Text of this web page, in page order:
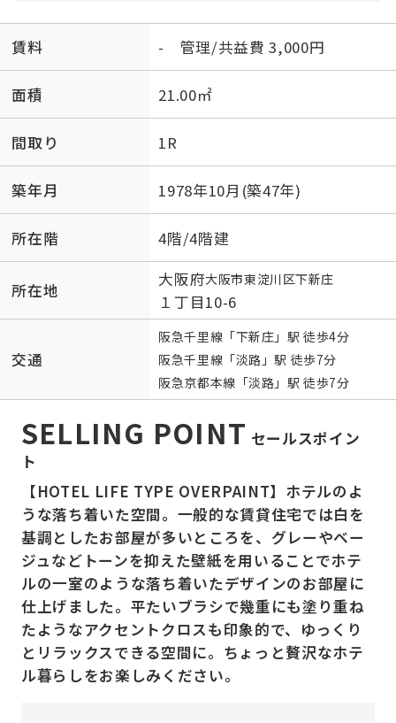
賃料 - 管理/共益費 3,000円
面積 21.00㎡
間取り 1R
築年月 1978年10月(築47年)
所在階 4階/4階建
所在地
大阪府大阪市東淀川区下新庄
１丁目10-6
交通
阪急千里線 「下新庄 」駅 徒歩4分
阪急千里線 「淡路 」駅 徒歩7分
阪急京都本線 「淡路 」駅 徒歩7分
SELLING POINT セールスポイン
ト
【HOTEL LIFE TYPE OVERPAINT】ホテルのよ
うな落ち着いた空間。一般的な賃貸住宅では白を
基調としたお部屋が多いところを、グレーやベー
ジュなどトーンを抑えた壁紙を用いることでホテ
ルの一室のような落ち着いたデザインのお部屋に
仕上げました。平たいブラシで幾重にも塗り重ね
たようなアクセントクロスも印象的で、ゆっくり
とリラックスできる空間に。ちょっと贅沢なホテ
ル暮らしをお楽しみください。